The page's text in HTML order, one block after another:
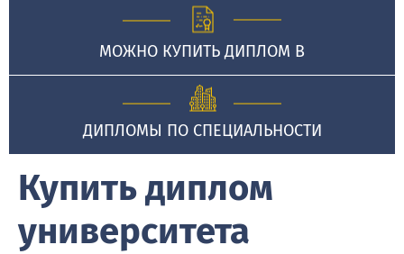
МОЖНО КУПИТЬ ДИПЛОМ В
ДИПЛОМЫ ПО СПЕЦИАЛЬНОСТИ
Купить диплом
университета